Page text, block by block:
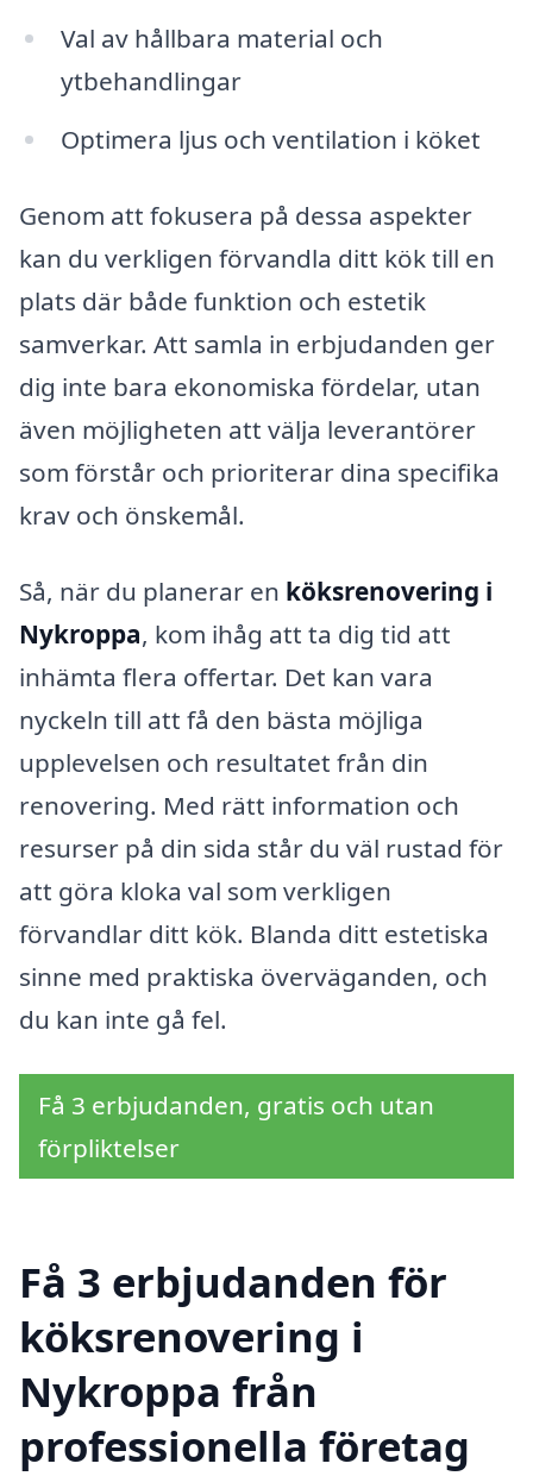
Val av hållbara material och
ytbehandlingar
Optimera ljus och ventilation i köket
Genom att fokusera på dessa aspekter
kan du verkligen förvandla ditt kök till en
plats där både funktion och estetik
samverkar. Att samla in erbjudanden ger
dig inte bara ekonomiska fördelar, utan
även möjligheten att välja leverantörer
som förstår och prioriterar dina specifika
krav och önskemål.
Så, när du planerar en köksrenovering i
Nykroppa, kom ihåg att ta dig tid att
inhämta flera offertar. Det kan vara
nyckeln till att få den bästa möjliga
upplevelsen och resultatet från din
renovering. Med rätt information och
resurser på din sida står du väl rustad för
att göra kloka val som verkligen
förvandlar ditt kök. Blanda ditt estetiska
sinne med praktiska överväganden, och
du kan inte gå fel.
Få 3 erbjudanden, gratis och utan
förpliktelser
Få 3 erbjudanden för
köksrenovering i
Nykroppa från
professionella företag